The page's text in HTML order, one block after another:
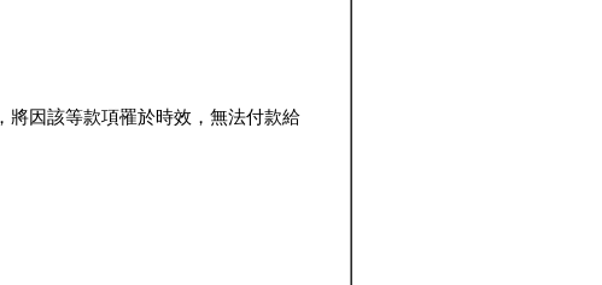
將因該等款項罹於時效，無法付款給